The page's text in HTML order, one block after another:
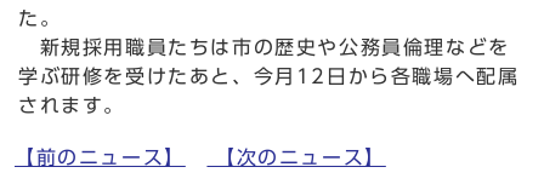
た。
新規採用職員たちは市の歴史や公務員倫理などを
学ぶ研修を受けたあと、今月12日から各職場へ配属
されます。
【前のニュース】 【次のニュース】